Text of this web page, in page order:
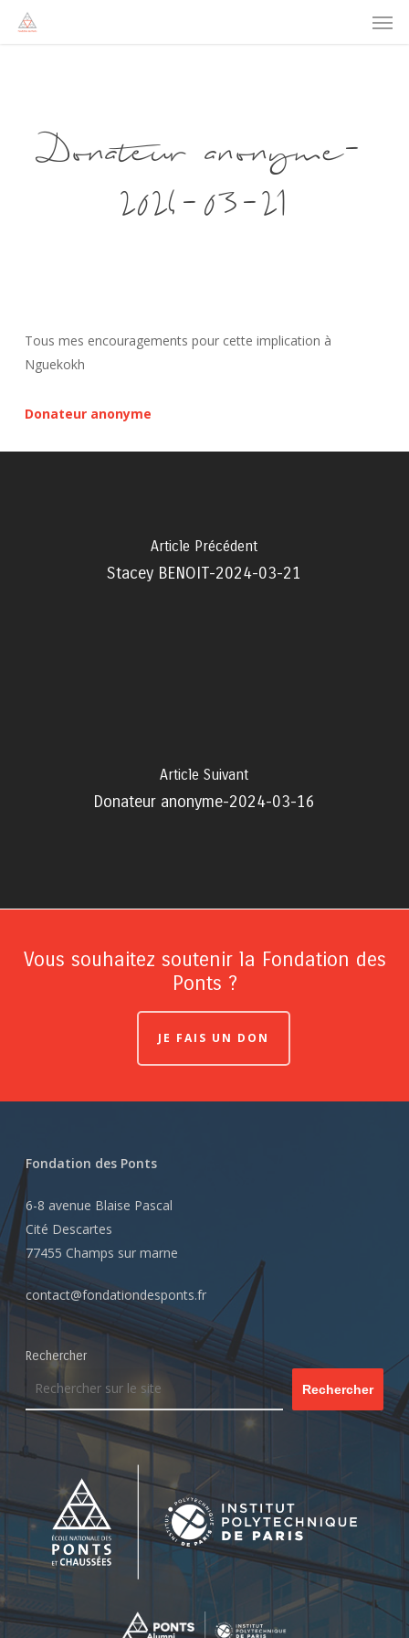
Donateur anonyme-
2024-03-21
Tous mes encouragements pour cette implication à
Nguekokh
Donateur anonyme
Article Précédent
Stacey BENOIT-2024-03-21
Article Suivant
Donateur anonyme-2024-03-16
Vous souhaitez soutenir la Fondation des
Ponts ?
JE FAIS UN DON
Fondation des Ponts
6-8 avenue Blaise Pascal
Cité Descartes
77455 Champs sur marne
contact@fondationdesponts.fr
Rechercher
Rechercher